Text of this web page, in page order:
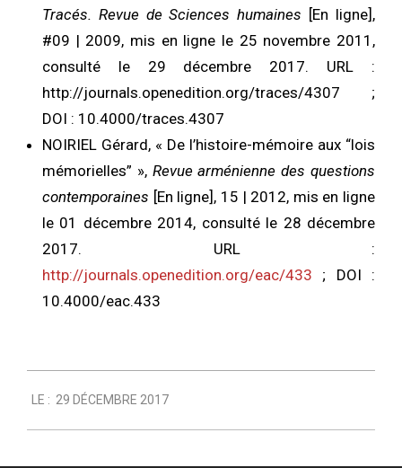
Tracés. Revue de Sciences humaines [En ligne],
#09 | 2009, mis en ligne le 25 novembre 2011,
consulté le 29 décembre 2017. URL :
http://journals.openedition.org/traces/4307 ;
DOI : 10.4000/traces.4307
NOIRIEL Gérard, « De l’histoire-mémoire aux “lois
mémorielles” », Revue arménienne des questions
contemporaines [En ligne], 15 | 2012, mis en ligne
le 01 décembre 2014, consulté le 28 décembre
2017. URL :
http://journals.openedition.org/eac/433 ; DOI :
10.4000/eac.433
12-
29
LE : 29 DÉCEMBRE 2017